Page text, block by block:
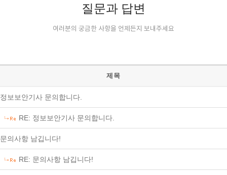
질문과 답변
여러분의 궁금한 사항을 언제든지 보내주세요
제목
정보보안기사 문의합니다.
RE: 정보보안기사 문의합니다.
문의사항 남깁니다!
RE: 문의사항 남깁니다!